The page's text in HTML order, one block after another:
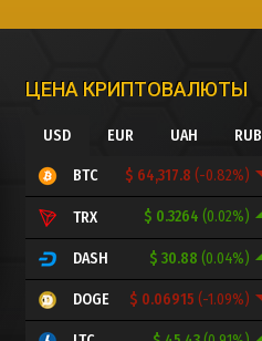
ЦЕНА КРИПТОВАЛЮТЫ
USD EUR UAH RUB
$ 64,317.8(-0.82%)
BTC
$ 0.3264(0.02%)
TRX
$ 30.88(0.04%)
DASH
$ 0.06915(-1.09%)
DOGE